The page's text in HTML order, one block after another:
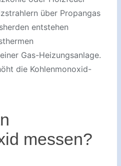
über Propangas
entstehen
Gas-Heizungsanlage.
die Kohlenmonoxid-
messen?